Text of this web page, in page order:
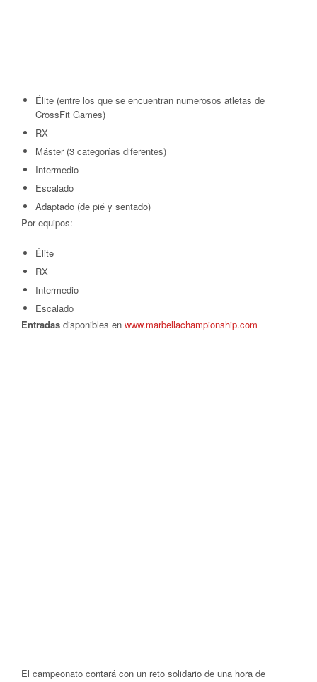
Élite (entre los que se encuentran numerosos atletas de
CrossFit Games)
RX
Máster (3 categorías diferentes)
Intermedio
Escalado
Adaptado (de pié y sentado)
Por equipos:
Élite
RX
Intermedio
Escalado
Entradas disponibles en www.marbellachampionship.com
El campeonato contará con un reto solidario de una hora de